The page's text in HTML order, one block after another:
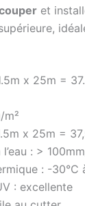
et
x 25m =
m²
x 25m =
: >
: -30°C
: excellente